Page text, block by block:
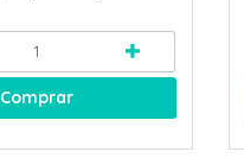
Comprar